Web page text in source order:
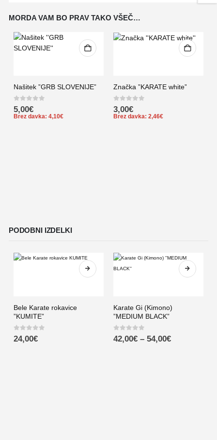
MORDA VAM BO PRAV TAKO VŠEČ…
Našitek ”GRB SLOVENIJE”
0out of 5
5,00€
Brez davka: 4,10€
Značka ”KARATE white”
0out of 5
3,00€
Brez davka: 2,46€
PODOBNI IZDELKI
Bele Karate rokavice
”KUMITE”
0out of 5
24,00€
Karate Gi (Kimono)
”MEDIUM BLACK”
0out of 5
42,00€ – 54,00€